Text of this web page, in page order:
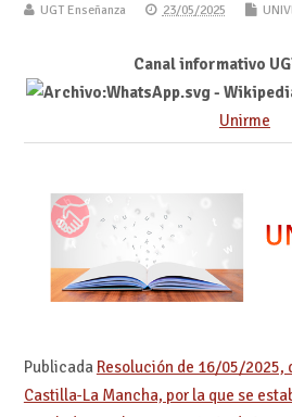
UGT Enseñanza 23/05/2025
Canal informativo
Unirme
Publicada Resolución de 16/05/2025,
Castilla-La Mancha, por la que se